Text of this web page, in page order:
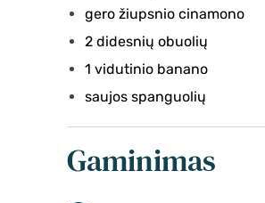
gero žiupsnio cinamono
2 didesnių obuolių
1 vidutinio banano
saujos spanguolių
Gaminimas